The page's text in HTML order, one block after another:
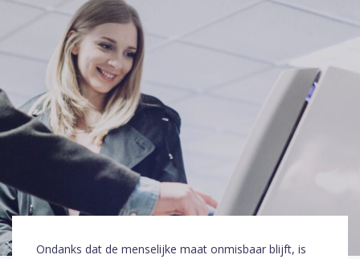
Ondanks dat de menselijke maat onmisbaar blijft, is